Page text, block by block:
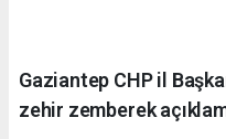
Gaziantep CHP il
zehir zemberek